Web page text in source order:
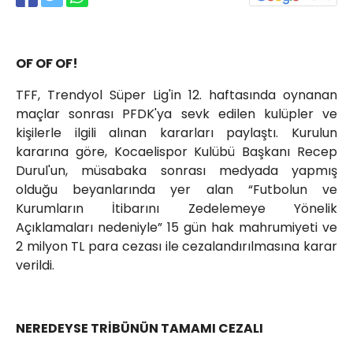
OF OF OF!
TFF, Trendyol Süper Lig'in 12. haftasında oynanan
maçlar sonrası PFDK'ya sevk edilen kulüpler ve
kişilerle ilgili alınan kararları paylaştı. Kurulun
kararına göre, Kocaelispor Kulübü Başkanı Recep
Durul'un, müsabaka sonrası medyada yapmış
olduğu beyanlarında yer alan “Futbolun ve
Kurumların İtibarını Zedelemeye Yönelik
Açıklamaları nedeniyle” 15 gün hak mahrumiyeti ve
2 milyon TL para cezası ile cezalandırılmasına karar
verildi.
NEREDEYSE TRİBÜNÜN TAMAMI CEZALI